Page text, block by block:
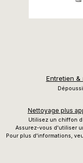
Entretien
Nettoyage plus
Utilisez un chiffon
Assurez-vous d'utiliser
Pour plus d'informations,